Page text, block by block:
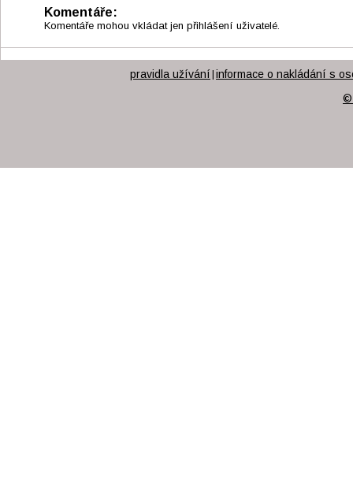
Komentáře:
Komentáře mohou vkládat jen přihlášení uživatelé.
pravidla užívání informace o nakládání s
©